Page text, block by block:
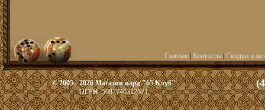
Главная Контакты| Скидки и
© 2005 - 2026 Магазин нард "65 Клуб"
ОГРН: 5087746312671